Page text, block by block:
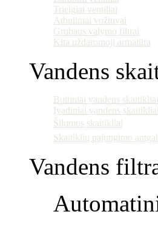
Trieigiai ventiliai
Atbuliniai vožtuvai
Grubaus valymo filtrai
Kita uždaromoji armatūra
Vandens
Buitiniai vandens
Įvadiniai vandens
Šilumos skaitikliai
Skaitiklių pajungimo
Vandens